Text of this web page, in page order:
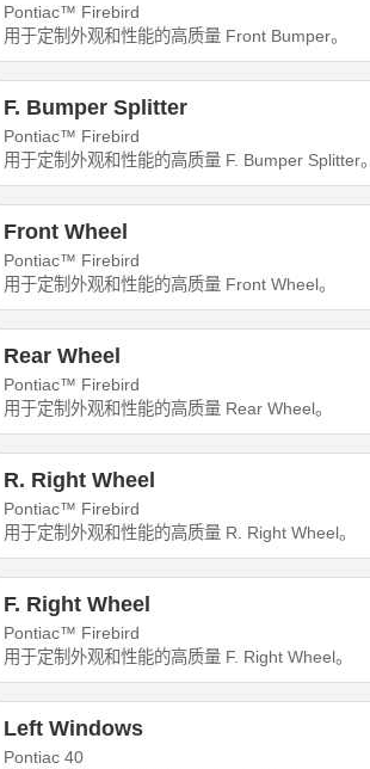
Pontiac™ Firebird
用于定制外观和性能的高质量 Front Bumper。
F. Bumper Splitter
Pontiac™ Firebird
用于定制外观和性能的高质量 F. Bumper Splitter。
Front Wheel
Pontiac™ Firebird
用于定制外观和性能的高质量 Front Wheel。
Rear Wheel
Pontiac™ Firebird
用于定制外观和性能的高质量 Rear Wheel。
R. Right Wheel
Pontiac™ Firebird
用于定制外观和性能的高质量 R. Right Wheel。
F. Right Wheel
Pontiac™ Firebird
用于定制外观和性能的高质量 F. Right Wheel。
Left Windows
Pontiac 40